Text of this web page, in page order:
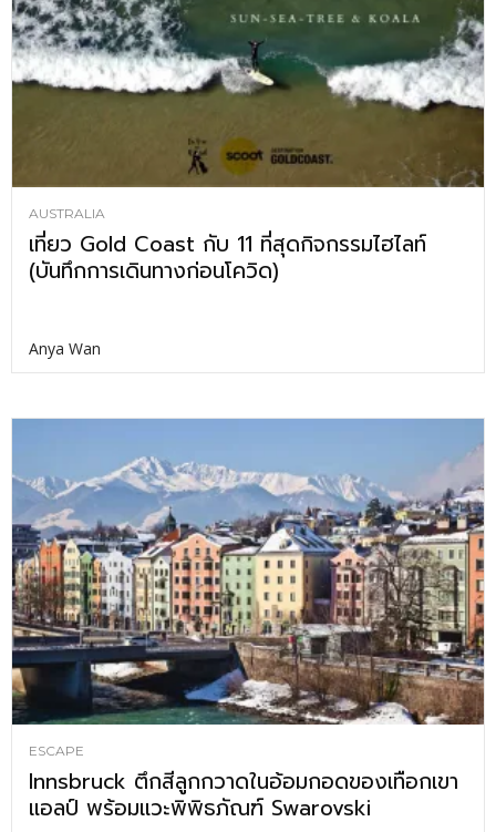
AUSTRALIA
เที่ยว Gold Coast กับ 11 ที่สุดกิจกรรมไฮไลท์
(บันทึกการเดินทางก่อนโควิด)
Anya Wan
ESCAPE
Innsbruck ตึกสีลูกกวาดในอ้อมกอดของเทือกเขา
แอลป์ พร้อมแวะพิพิธภัณฑ์ Swarovski